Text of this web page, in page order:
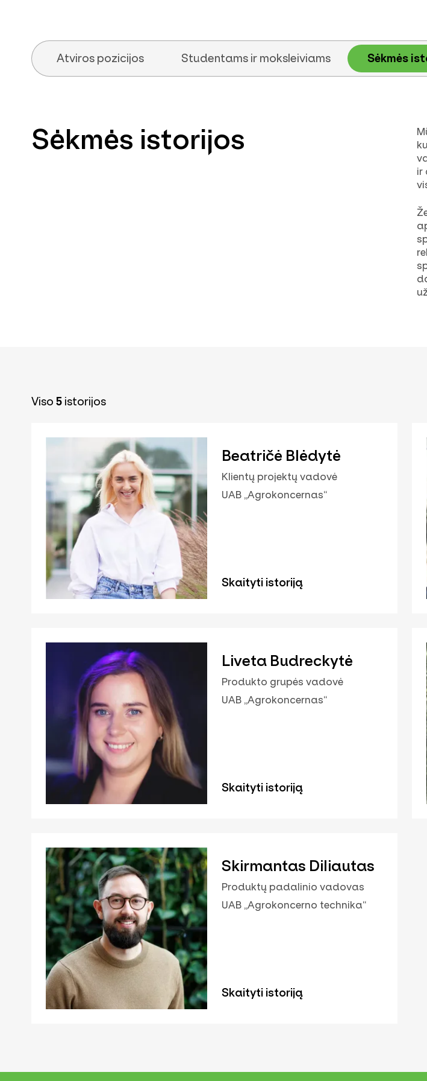
Atviros pozicijos Studentams ir moksleiviams Sėkmės
Sėkmės istorijos
ir
Viso 5 istorijos
Beatričė Blėdytė
Klientų projektų vadovė
UAB „Agrokoncernas“
Skaityti istoriją
Liveta Budreckytė
Produkto grupės vadovė
UAB „Agrokoncernas“
Skaityti istoriją
Skirmantas Diliautas
Produktų padalinio vadovas
UAB „Agrokoncerno technika“
Skaityti istoriją